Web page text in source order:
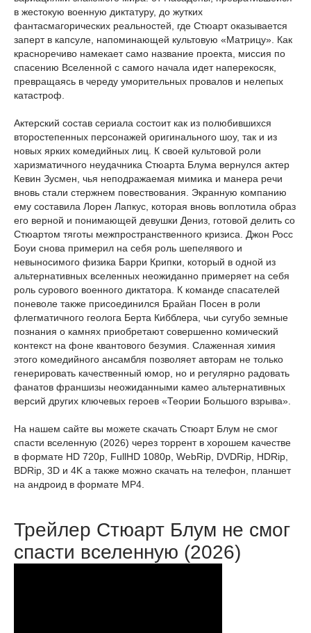
в жестокую военную диктатуру, до жутких
фантасмагорических реальностей, где Стюарт оказывается
заперт в капсуле, напоминающей культовую «Матрицу». Как
красноречиво намекает само название проекта, миссия по
спасению Вселенной с самого начала идет наперекосяк,
превращаясь в череду уморительных провалов и нелепых
катастроф.
Актерский состав сериала состоит как из полюбившихся
второстепенных персонажей оригинального шоу, так и из
новых ярких комедийных лиц. К своей культовой роли
харизматичного неудачника Стюарта Блума вернулся актер
Кевин Зусмен, чья неподражаемая мимика и манера речи
вновь стали стержнем повествования. Экранную компанию
ему составила Лорен Лапкус, которая вновь воплотила образ
его верной и понимающей девушки Дениз, готовой делить со
Стюартом тяготы межпространственного кризиса. Джон Росс
Боуи снова примерил на себя роль шепелявого и
невыносимого физика Барри Крипки, который в одной из
альтернативных вселенных неожиданно примеряет на себя
роль сурового военного диктатора. К команде спасателей
поневоле также присоединился Брайан Посен в роли
флегматичного геолога Берта Кибблера, чьи сугубо земные
познания о камнях приобретают совершенно комический
контекст на фоне квантового безумия. Слаженная химия
этого комедийного ансамбля позволяет авторам не только
генерировать качественный юмор, но и регулярно радовать
фанатов франшизы неожиданными камео альтернативных
версий других ключевых героев «Теории Большого взрыва».
На нашем сайте вы можете скачать Стюарт Блум не смог
спасти вселенную (2026) через торрент в хорошем качестве
в формате HD 720p, FullHD 1080p, WebRip, DVDRip, HDRip,
BDRip, 3D и 4K а также можно скачать на телефон, планшет
на андроид в формате MP4.
Трейлер Стюарт Блум не смог
спасти вселенную (2026)